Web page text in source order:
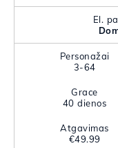
El.
Personažai
3-64
Grace
40 dienos
Atgavimas
€49.99